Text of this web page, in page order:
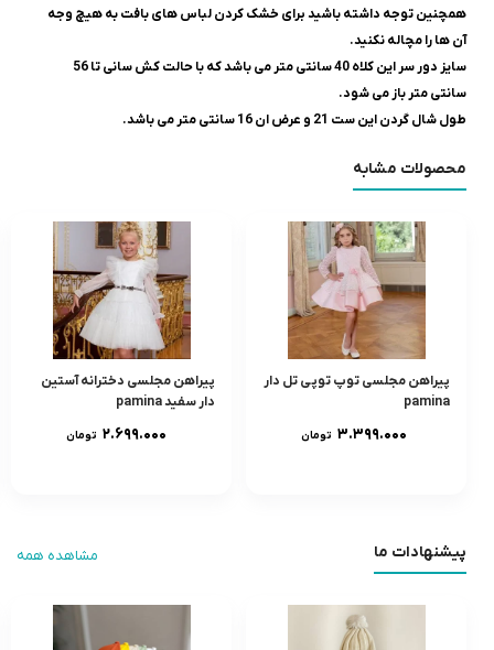
همچنین توجه داشته باشید برای خشک کردن لباس های بافت به هیچ وجه
آن ها را مچاله نکنید.
سایز دور سر این کلاه 40 سانتی متر می باشد که با حالت کش سانی تا 56
سانتی متر باز می شود.
طول شال گردن این ست 21 و عرض ان 16 سانتی متر می باشد.
محصولات مشابه
پیراهن مجلسی توپ توپی تل دار
pamina
۳.۳۹۹.۰۰۰ تومان
پیراهن مجلسی دخترانه آستین
دار سفید pamina
۲.۶۹۹.۰۰۰ تومان
پیشنهادات ما مشاهده همه